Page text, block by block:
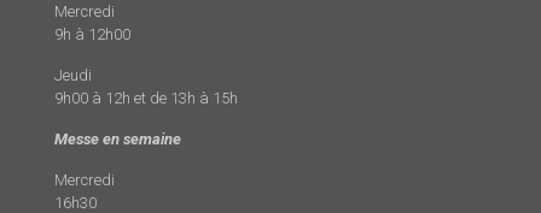
Mercredi
9h à 12h00
Jeudi
9h00 à 12h et de 13h à 15h
Messe en semaine
Mercredi
16h30